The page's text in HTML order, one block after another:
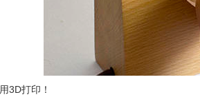
3D打印！